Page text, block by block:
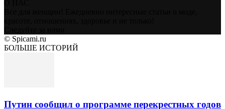
© Spicami.ru
БОЛЬШЕ ИСТОРИЙ
Путин сообщил о программе перекрестных годов